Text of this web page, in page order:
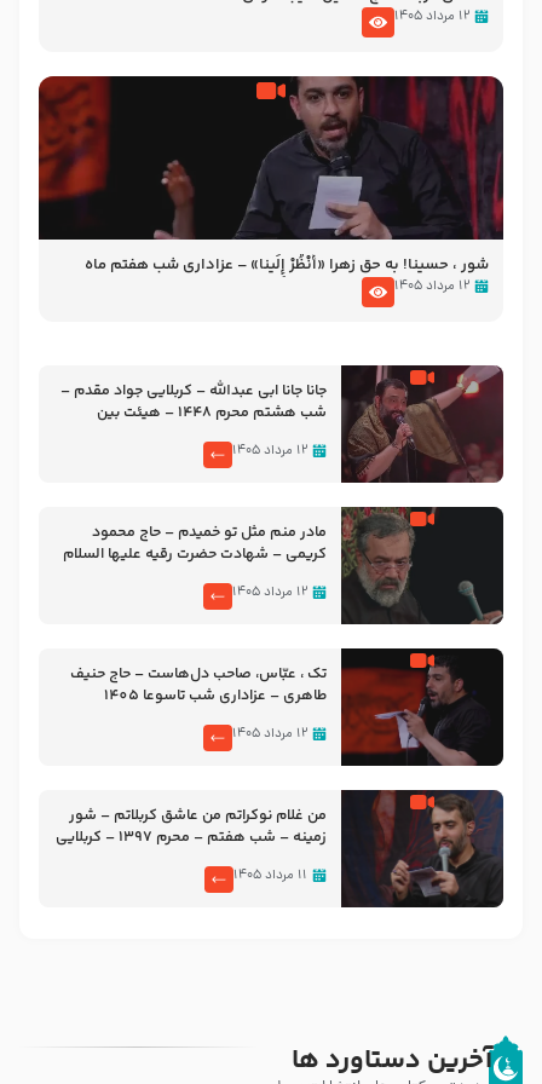
۱۲ مرداد ۱۴۰۵
شور ، حسینا! به‌ حق زهرا «أُنْظُرْ إِلَینا» – عزاداری شب هفتم ماه
محرّم 1405
۱۲ مرداد ۱۴۰۵
جانا جانا ابی عبدالله – کربلایی جواد مقدم –
شب هشتم محرم 1448 – هیئت بین
۱۲ مرداد ۱۴۰۵
مادر منم مثل تو خمیدم – حاج محمود
کریمی – شهادت حضرت رقیه علیها السلام
۱۲ مرداد ۱۴۰۵
تک ، عبّاس، صاحب دل‌هاست – حاج حنیف
طاهری – عزاداری شب تاسوعا 1405
۱۲ مرداد ۱۴۰۵
من غلام نوکراتم من عاشق کربلاتم – شور
زمینه – شب هفتم – محرم 1397 – کربلایی
۱۱ مرداد ۱۴۰۵
آخرین دستاورد ها